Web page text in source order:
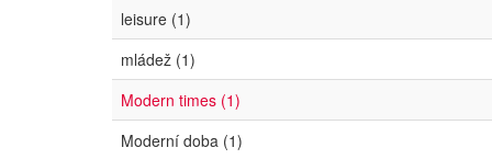
leisure (1)
mládež (1)
Modern times (1)
Moderní doba (1)